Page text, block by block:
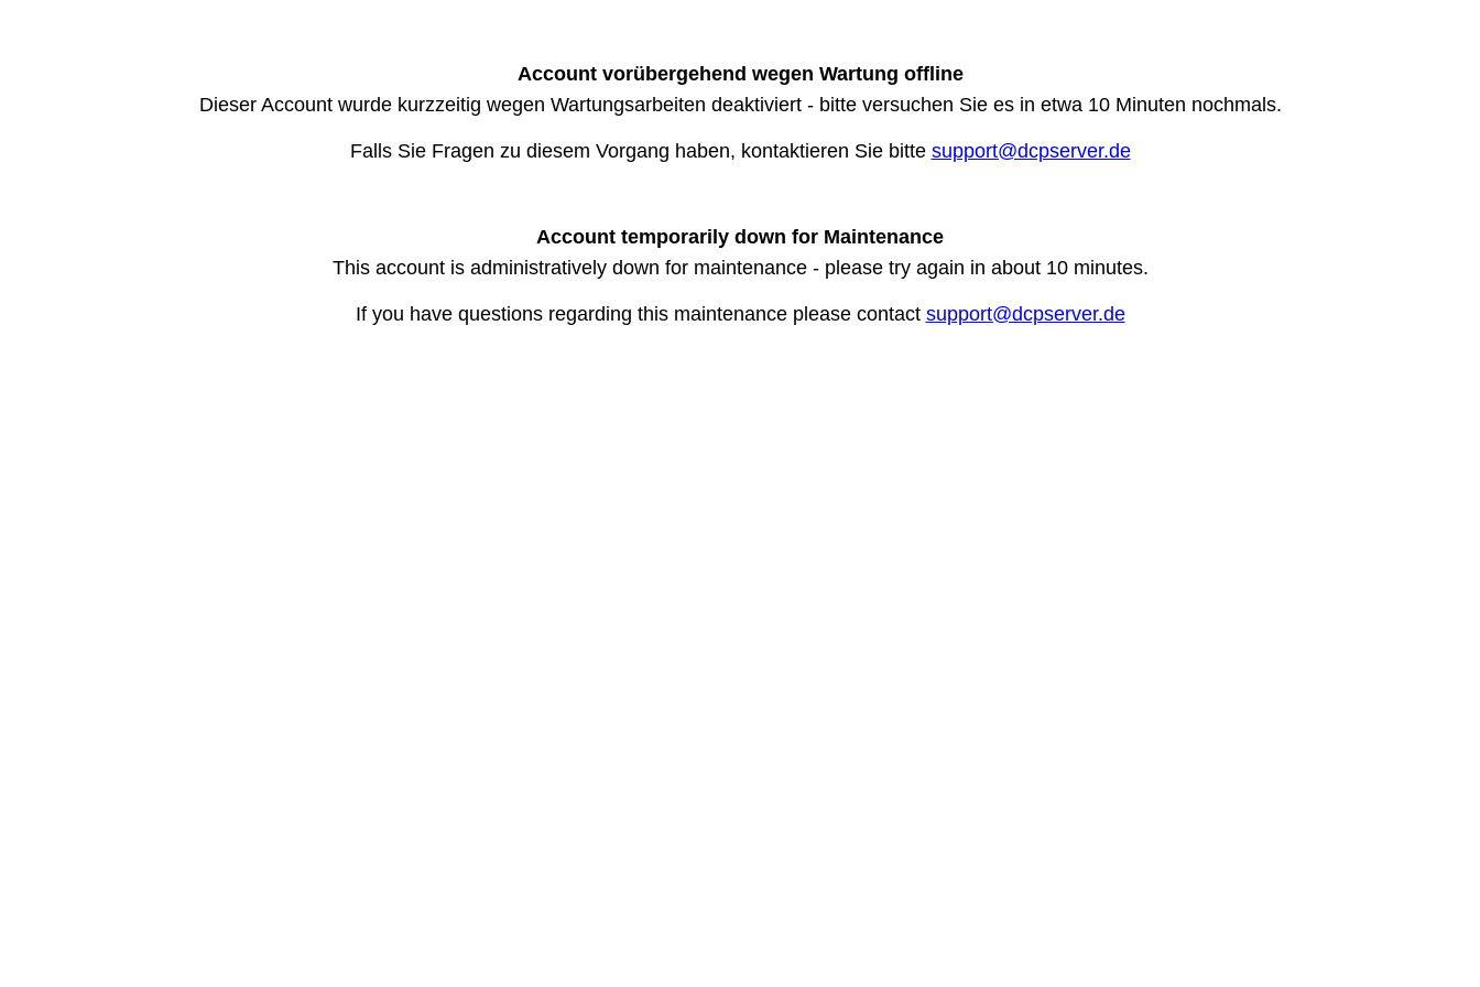
Account vorübergehend wegen Wartung offline
Dieser Account wurde kurzzeitig wegen Wartungsarbeiten deaktiviert - bitte versuchen Sie es in etwa 10 Minuten nochmals.
Falls Sie Fragen zu diesem Vorgang haben, kontaktieren Sie bitte support@dcpserver.de
Account temporarily down for Maintenance
This account is administratively down for maintenance - please try again in about 10 minutes.
If you have questions regarding this maintenance please contact support@dcpserver.de